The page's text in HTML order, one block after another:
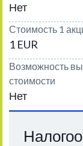
Нет
Стоимость 1
1 EUR
Возможность
стоимости
Нет